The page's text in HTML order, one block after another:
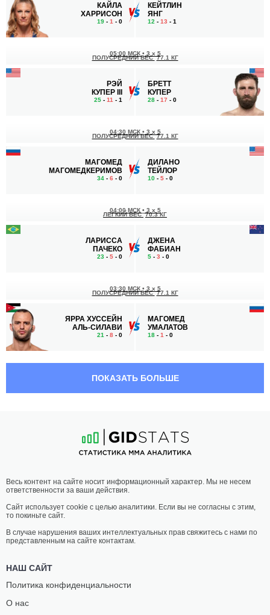
КАЙЛА
ХАРРИСОН
19 - 1 - 0
КЕЙТЛИН
ЯНГ
12 - 13 - 1
РЭЙ
КУПЕР III
25 - 11 - 1
05:00 МСК • 3 x 5
ПОЛУСРЕДНИЙ ВЕС 77.1 КГ
БРЕТТ
КУПЕР
28 - 17 - 0
МАГОМЕД
МАГОМЕДКЕРИМОВ
34 - 6 - 0
04:30 МСК • 3 x 5
ПОЛУСРЕДНИЙ ВЕС 77.1 КГ
ДИЛАНО
ТЕЙЛОР
10 - 5 - 0
ЛАРИССА
ПАЧЕКО
23 - 5 - 0
04:00 МСК • 3 x 5
ЛЕГКИЙ ВЕС 70.3 КГ
ДЖЕНА
ФАБИАН
5 - 3 - 0
ЯРРА ХУССЕЙН
АЛЬ-СИЛАВИ
21 - 8 - 0
03:30 МСК • 3 x 5
ПОЛУСРЕДНИЙ ВЕС 77.1 КГ
МАГОМЕД
УМАЛАТОВ
18 - 1 - 0
МОХНАТКИНА
11-3- 0
02:00 МСК•
ЛЕГКИЙ ВЕС 70.3 КГ
МОНТЕС
ПОКАЗАТЬ БОЛЬШЕ
Весь контент на сайте носит информационный характер. Мы не несем
ответственности за ваши действия.
Сайт использует cookie с целью аналитики. Если вы не согласны с этим,
то покиньте сайт.
В случае нарушения ваших интеллектуальных прав свяжитесь с нами по
представленным на сайте контактам.
НАШ САЙТ
Политика конфиденциальности
О нас